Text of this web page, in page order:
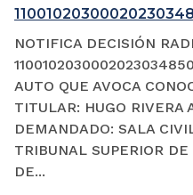
NOTIFICA DECISIÓN
AUTO QUE AVOCA
TITULAR: HUGO RIVERA
DEMANDADO: SALA
TRIBUNAL SUPERIOR
DE...